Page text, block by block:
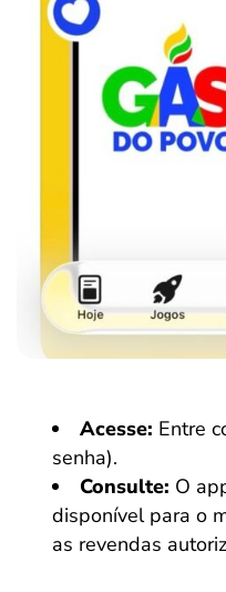
Acesse: Entre
senha).
Consulte: O
disponível para o
as revendas